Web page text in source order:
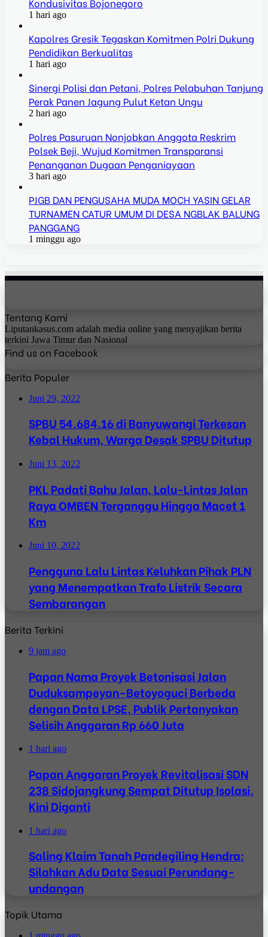
1 hari ago
Kapolres Gresik Tegaskan Komitmen Polri Dukung
Pendidikan Berkualitas
1 hari ago
Sinergi Polisi dan Petani, Polres Pelabuhan Tanjung
Perak Panen Jagung Pulut Ketan Ungu
2 hari ago
Polres Pasuruan Nonjobkan Anggota Reskrim
Polsek Beji, Wujud Komitmen Transparansi
Penanganan Dugaan Penganiayaan
3 hari ago
PJGB DAN PENGUSAHA MUDA MOCH YASIN GELAR
TURNAMEN CATUR UMUM DI DESA NGBLAK BALUNG
PANGGANG
1 minggu ago
Tentang Kami
Liputankasus.com adalah media online yang menyajikan berita
terkini Jawa Timur dan Nasional
Find us on Facebook
Berita Populer
Juni 29, 2022
SPBU 54.684.16 di Banyuwangi Terkesan
Kebal Hukum, Warga Desak SPBU Ditutup
Juni 13, 2022
PKL Padati Bahu Jalan, Lalu-Lintas Jalan
Raya OMBEN Terganggu Hingga Macet 1
Km
Juni 10, 2022
Pengguna Lalu Lintas Keluhkan Pihak PLN
yang Menempatkan Trafo Listrik Secara
Sembarangan
Berita Terkini
9 jam ago
Papan Nama Proyek Betonisasi Jalan
Duduksampeyan–Betoyoguci Berbeda
dengan Data LPSE, Publik Pertanyakan
Selisih Anggaran Rp 660 Juta
1 hari ago
Papan Anggaran Proyek Revitalisasi SDN
238 Sidojangkung Sempat Ditutup Isolasi,
Kini Diganti
1 hari ago
Saling Klaim Tanah Pandegiling Hendra:
Silahkan Adu Data Sesuai Perundang-
undangan
Topik Utama